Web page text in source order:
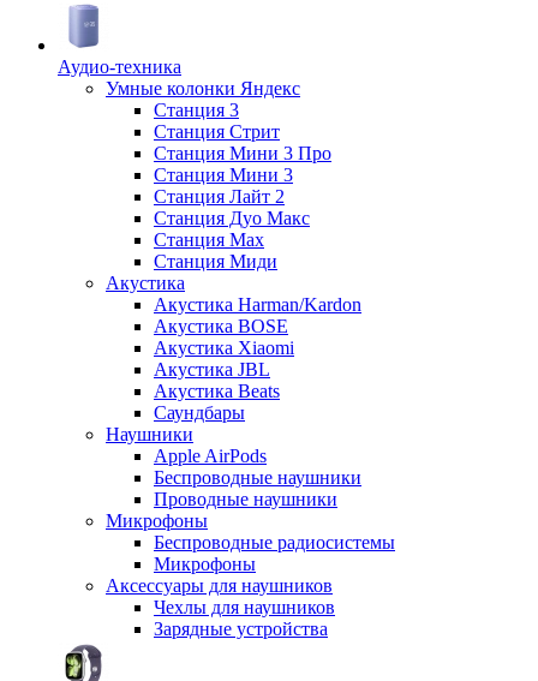
Аудио-техника
Умные колонки Яндекс
Станция 3
Станция Стрит
Станция Мини 3 Про
Станция Мини 3
Станция Лайт 2
Станция Дуо Макс
Станция Max
Станция Миди
Акустика
Акустика Harman/Kardon
Акустика BOSE
Акустика Xiaomi
Акустика JBL
Акустика Beats
Саундбары
Наушники
Apple AirPods
Беспроводные наушники
Проводные наушники
Микрофоны
Беспроводные радиосистемы
Микрофоны
Аксессуары для наушников
Чехлы для наушников
Зарядные устройства